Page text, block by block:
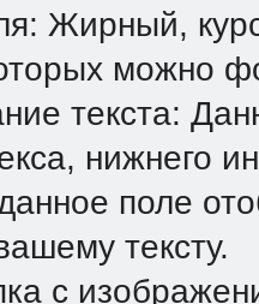
Жирный,
можно
текста:
нижнего
поле
тексту.
с